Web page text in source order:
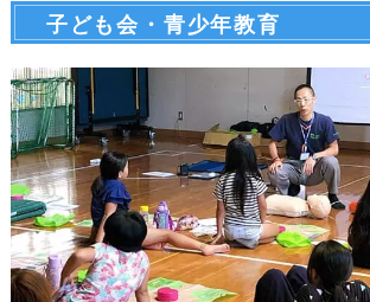
子ども会・青少年教育